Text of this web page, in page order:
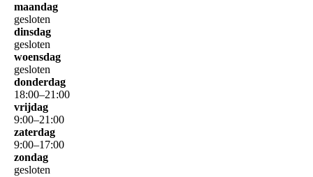
maandag
gesloten
dinsdag
gesloten
woensdag
gesloten
donderdag
18:00–21 :00
vrijdag
9:00–21 :00
zaterdag
9:00–17:00
zondag
gesloten